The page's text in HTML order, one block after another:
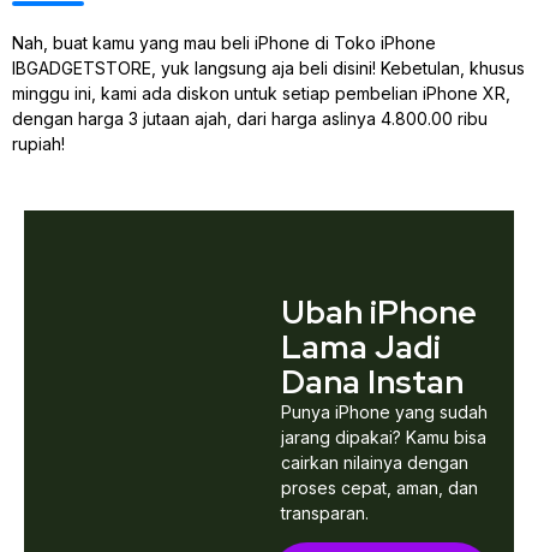
Nah, buat kamu yang mau beli iPhone di Toko iPhone
IBGADGETSTORE, yuk langsung aja beli disini! Kebetulan, khusus
minggu ini, kami ada diskon untuk setiap pembelian iPhone XR,
dengan harga 3 jutaan ajah, dari harga aslinya 4.800.00 ribu
rupiah!
Ubah iPhone
Lama Jadi
Dana Instan
Punya iPhone yang sudah
jarang dipakai? Kamu bisa
cairkan nilainya dengan
proses cepat, aman, dan
transparan.